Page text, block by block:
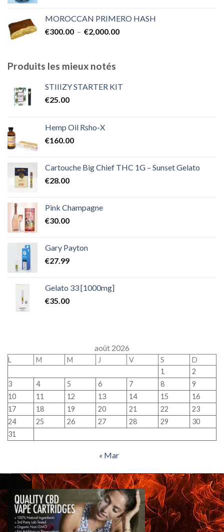
€300.00
à
MOROCCAN PRIMERO HASH
€300.00 – €2,000.00Plage
€2,000.00
Produits les mieux notés
STIIIZY STARTER KIT
€25.00
Hemp Oil Rsho-X
€160.00
Cartouche Big Chief THC 1G – Sunset Gelato
€28.00
Pink Champagne
€30.00
Gary Payton
€27.99
Gelato 33 [1000mg]
€35.00
août 2026
L M M J V S
D
1
2
3
4 5 6 7 8
9
10
11 12 13 14 15
16
17
18 19 20 21 22
23
24
25 26 27 28 29
30
31
« Mar